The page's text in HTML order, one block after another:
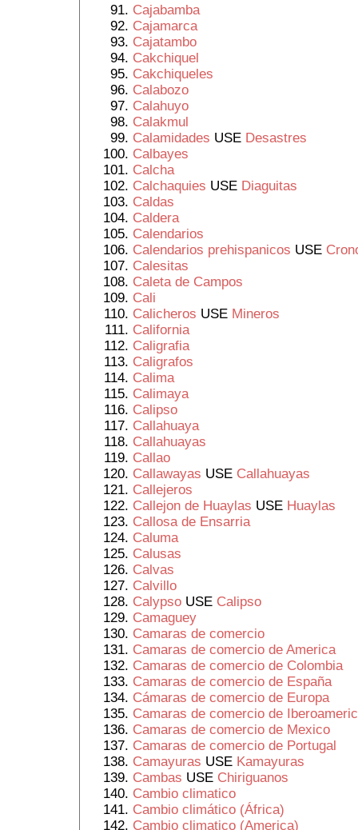
Cajabamba
Cajamarca
Cajatambo
Cakchiquel
Cakchiqueles
Calabozo
Calahuyo
Calakmul
Calamidades USE Desastres
Calbayes
Calcha
Calchaquies USE Diaguitas
Caldas
Caldera
Calendarios
Calendarios prehispanicos USE
Calesitas
Caleta de Campos
Cali
Calicheros USE Mineros
California
Caligrafia
Caligrafos
Calima
Calimaya
Calipso
Callahuaya
Callahuayas
Callao
Callawayas USE Callahuayas
Callejeros
Callejon de Huaylas USE Huaylas
Callosa de Ensarria
Caluma
Calusas
Calvas
Calvillo
CalypsoUSE Calipso
Camaguey
Camaras de comercio
Camaras de comercio de America
Camaras de comercio de Colombia
Camaras de comercio de España
Cámaras de comercio de Europa
Camaras de comercio de
Camaras de comercio de Mexico
Camaras de comercio de Portugal
Camayuras USE Kamayuras
Cambas USE Chiriguanos
Cambio climatico
Cambio climático (África)
Cambio climatico (America)